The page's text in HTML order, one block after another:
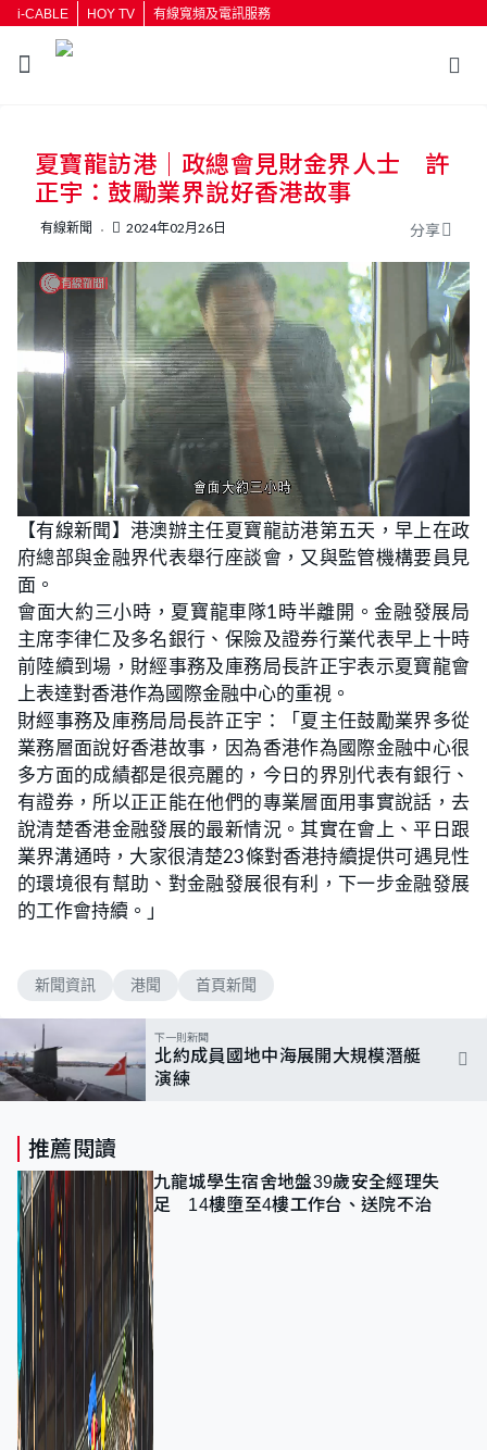
i-CABLE HOY TV 有線寬頻及電訊服務
按輸入鍵開始搜尋
夏寶龍訪港｜政總會見財金界人士 許
正宇：鼓勵業界說好香港故事
有線新聞 2024年02月26日 分享
U
n
m
t
e
o
a
d
e
d
9
7
%
【有線新聞】港澳辦主任夏寶龍訪港第五天，早上在政
府總部與金融界代表舉行座談會，又與監管機構要員見
面。
會面大約三小時，夏寶龍車隊1時半離開。金融發展局
主席李律仁及多名銀行、保險及證券行業代表早上十時
前陸續到場，財經事務及庫務局長許正宇表示夏寶龍會
上表達對香港作為國際金融中心的重視。
財經事務及庫務局局長許正宇：「夏主任鼓勵業界多從
業務層面說好香港故事，因為香港作為國際金融中心很
多方面的成績都是很亮麗的，今日的界別代表有銀行、
有證券，所以正正能在他們的專業層面用事實說話，去
說清楚香港金融發展的最新情況。其實在會上、平日跟
業界溝通時，大家很清楚23條對香港持續提供可遇見性
的環境很有幫助、對金融發展很有利，下一步金融發展
的工作會持續。」
新聞資訊 港聞 首頁新聞
下一則新聞
北約成員國地中海展開大規模潛艇
演練
推薦閱讀
九龍城學生宿舍地盤39歲安全經理失
足 14樓墮至4樓工作台、送院不治